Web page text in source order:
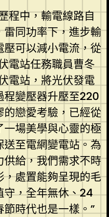
程中，輸電線路自
同功率下，進步輸
壓可以減小電流，從
電站任務職員曹冬
電站，將光伏發電
程變壓器升壓至220
戀愛考驗，已經從
場美學與心靈的極
至電網變電站。為
給，我們需求不時
處置能夠呈現的毛
守，全年無休、24
時代也是一樣。”